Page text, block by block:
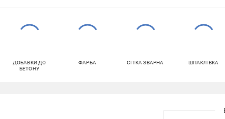
ДОБАВКИ ДО
БЕТОНУ
ФАРБА СІТКА ЗВАРНА ШПАКЛІВКА